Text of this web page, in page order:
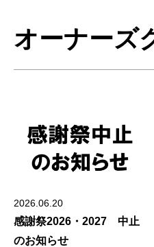
オーナーズ
2026.06.20
感謝祭2026・2027 中止
のお知らせ